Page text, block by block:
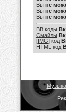
Вы не
Вы не
Вы не
BB коды
Смайлы
[IMG] код
HTML код
Музыка